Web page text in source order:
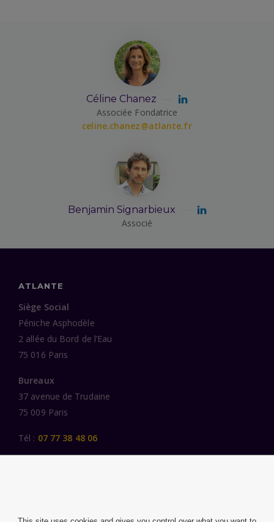
Céline Chanez
Associée Fondatrice
celine.chanez@atlante.fr
Benjamin Signarbieux
Associé
ATLANTE
Siège Social
Péniche Asphodèle
2 allée du Bord de l’Eau
75 016 Paris
Bureaux
37 avenue de Trudaine
75 009 Paris
Tél : 07 77 38 48 06